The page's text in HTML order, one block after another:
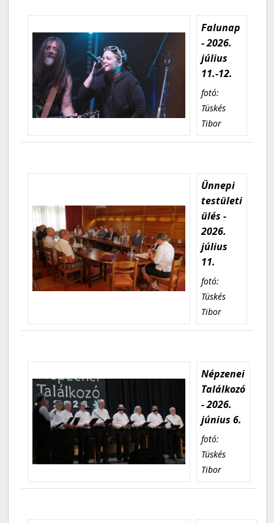
Falunap
- 2026.
július
11.-12.
fotó:
Tüskés
Tibor
Ünnepi
testületi
ülés -
2026.
július
11.
fotó:
Tüskés
Tibor
Népzenei
Találkozó
- 2026.
június 6.
fotó:
Tüskés
Tibor